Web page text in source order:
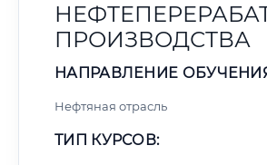
ПРОИЗВОДСТВА
НАПРАВЛЕНИЕ
Нефтяная отрасль
ТИП КУРСОВ: